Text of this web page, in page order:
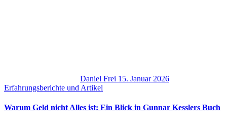
Daniel Frei 15. Januar 2026
Erfahrungsberichte und Artikel
Warum Geld nicht Alles ist: Ein Blick in Gunnar Kesslers Buch